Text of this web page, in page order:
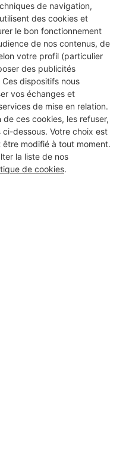
de navigation,
utilisent des cookies et
le bon fonctionnement
de nos contenus, de
votre profil (particulier
des publicités
dispositifs nous
vos échanges et
de mise en relation.
ces cookies, les refuser,
dessous. Votre choix est
modifié à tout moment.
la liste de nos
de cookies.
pour
Livrade-
Lot